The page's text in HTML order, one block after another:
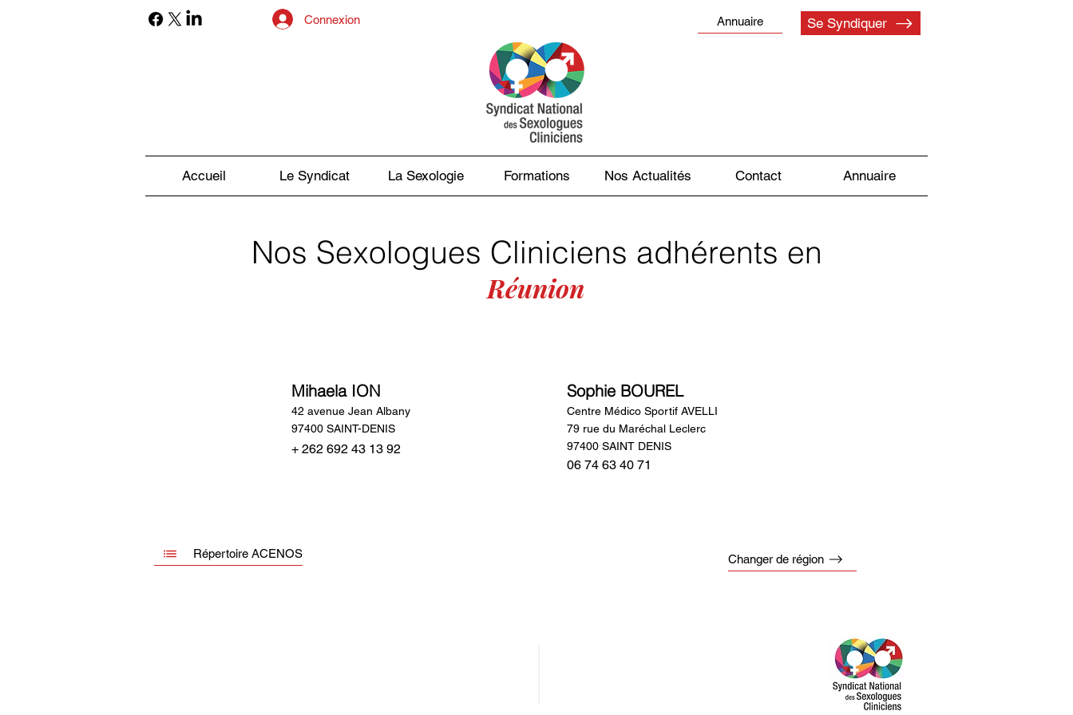
Se Syndiquer
Connexion Annuaire
Accueil Le Syndicat La Sexologie Formations Nos Actualités Contact Annuaire
Nos Sexologues Cliniciens adhérents en
Réunion
Mihaela ION
42 avenue Jean Albany
97400 SAINT-DENIS
+ 262 692 43 13 92
Sophie BOUREL
Centre Médico Sportif AVELLI
79 rue du Maréchal Leclerc
97400 SAINT DENIS
06 74 63 40 71
Répertoire ACENOS Changer de région